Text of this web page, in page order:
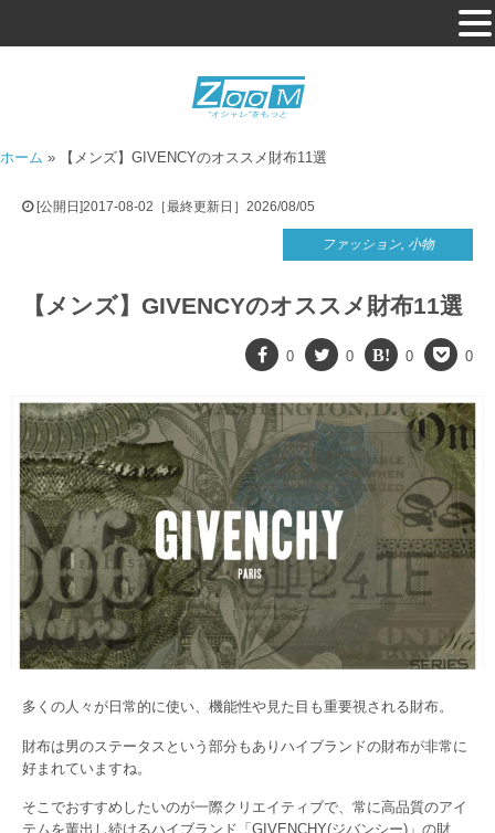
ホーム » 【メンズ】GIVENCYのオススメ財布11選
[公開日]2017-08-02［最終更新日］2026/08/05
ファッション, 小物
【メンズ】GIVENCYのオススメ財布11選
0 0 0 0
多くの人々が日常的に使い、機能性や見た目も重要視される財布。
財布は男のステータスという部分もありハイブランドの財布が非常に
好まれていますね。
そこでおすすめしたいのが一際クリエイティブで、常に高品質のアイ
テムを輩出し続けるハイブランド「GIVENCHY(ジバンシー)」の財